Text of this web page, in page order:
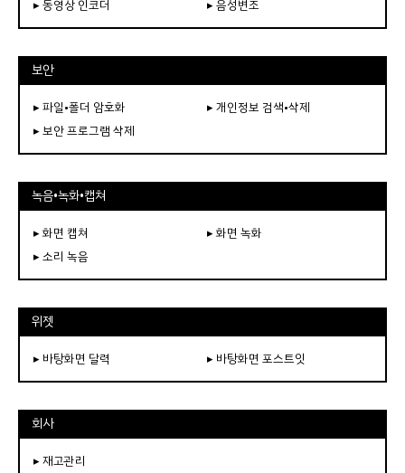
▸ 동영상 인코더 ▸ 음성변조
보안
▸ 파일•폴더 암호화
▸ 개인정보 검색•삭제
▸ 보안 프로그램 삭제
녹음•녹화•캡쳐
▸ 화면 캡쳐
▸ 화면 녹화
▸ 소리 녹음
위젯
▸ 바탕화면 달력 ▸ 바탕화면 포스트잇
회사
▸ 재고관리